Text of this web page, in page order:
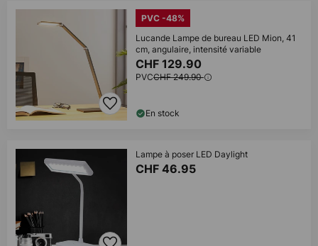
PVC -48%
Lucande Lampe de bureau LED Mion, 41
cm, angulaire, intensité variable
CHF 129.90
PVCCHF 249.90
En stock
Lampe à poser LED Daylight
CHF 46.95